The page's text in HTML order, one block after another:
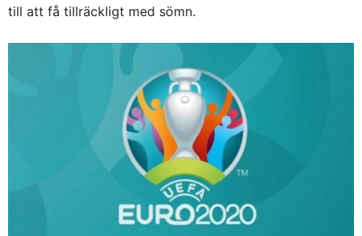
till att få tillräckligt med sömn.